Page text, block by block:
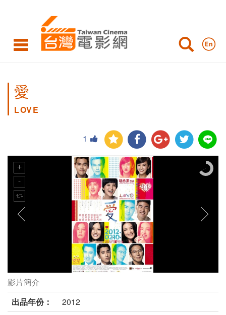
愛
LOVE
1
愛劇照
影片簡介
出品年份：
2012